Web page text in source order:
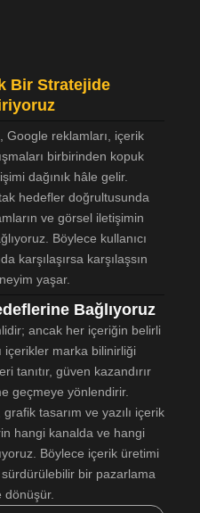
Bir Stratejide
Google reklamları, içerik
birbirinden kopuk
dağınık hâle gelir.
hedefler doğrultusunda
ve görsel iletişimin
Böylece kullanıcı
karşılaşırsa karşılaşsın
yaşar.
Bağlıyoruz
ancak her içeriğin belirli
içerikler marka bilinirliği
tanıtır, güven kazandırır
geçmeye yönlendirir.
tasarım ve yazılı içerik
hangi kanalda ve hangi
Böylece içerik üretimi
bir pazarlama
dönüşür.